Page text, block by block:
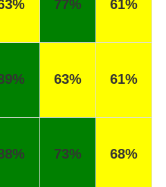
77% 61%
63% 61%
73% 68%